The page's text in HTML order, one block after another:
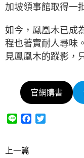
加坡領事館取得一
如今，鳳凰木已成
程也著實耐人尋味
見鳳凰木的蹤影，
官網購書
e
上一篇